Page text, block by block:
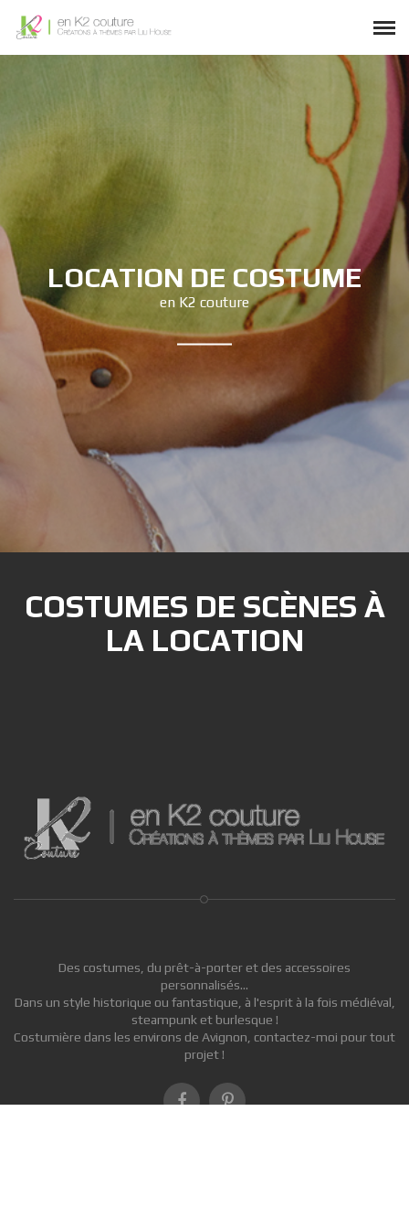
LOCATION DE COSTUME
en K2 couture
COSTUMES DE SCÈNES À
LA LOCATION
Des costumes, du prêt-à-porter et des accessoires
personnalisés...
Dans un style historique ou fantastique, à l'esprit à la fois médiéval,
steampunk et burlesque !
Costumière dans les environs de Avignon, contactez-moi pour tout
projet !